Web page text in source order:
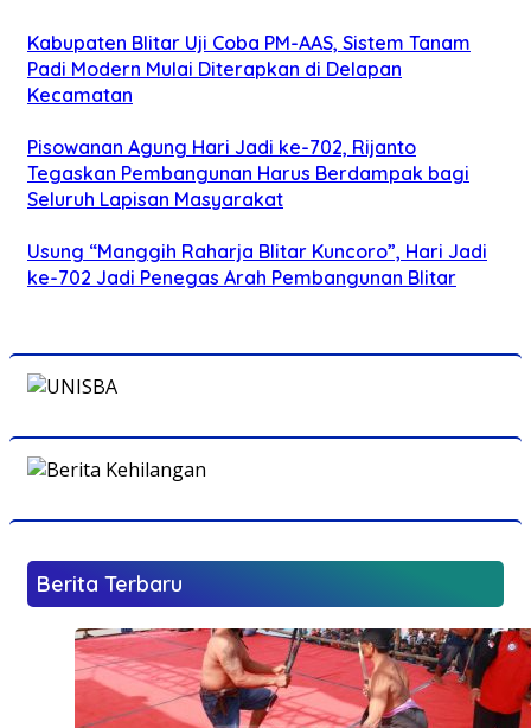
Kabupaten Blitar Uji Coba PM-AAS, Sistem Tanam
Padi Modern Mulai Diterapkan di Delapan
Kecamatan
Pisowanan Agung Hari Jadi ke-702, Rijanto
Tegaskan Pembangunan Harus Berdampak bagi
Seluruh Lapisan Masyarakat
Usung “Manggih Raharja Blitar Kuncoro”, Hari Jadi
ke-702 Jadi Penegas Arah Pembangunan Blitar
Berita Terbaru